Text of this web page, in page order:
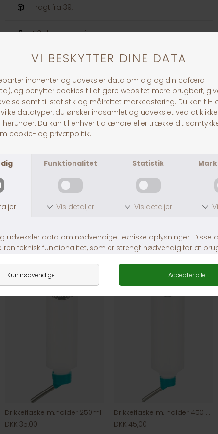
Fragt fra 39,-
1-3 dages levering
Andre købte også
Hamsterskål
DKK 30,00
Keramikskål, kanin
DKK 49,00
Drikkeflaske m.holder 250ml
DKK 35,00
Drikkeflaske m. holder 450 ml
DKK 45,00